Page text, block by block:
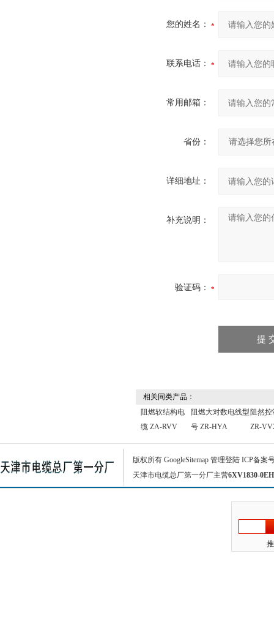
您的姓名：
联系电话：
常用邮箱：
省份：
详细地址：
补充说明：
验证码：
相关同类产品：
阻燃软结构电
缆 ZA-RVV
阻燃大对数电线型
号 ZR-HYA
阻然
ZR-
版权所有 GoogleSitemap 管理登陆 ICP备案
天津市电缆总厂第一分厂主营6XV1830-